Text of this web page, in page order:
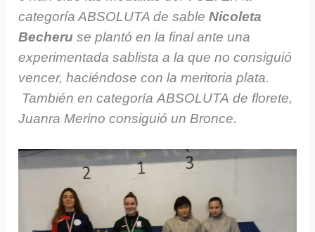
categoría ABSOLUTA de sableNicoleta
Becheru se plantó en la final ante una
experimentada sablista a la que no consiguió
vencer, haciéndose con la meritoria plata.
También en categoría ABSOLUTA de florete,
Juanra Merino consiguió un Bronce.